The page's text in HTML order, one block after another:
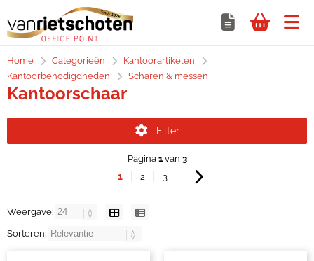
Home Categorieën
Kantoorartikelen
Kantoorbenodigdheden
Scharen & messen
Kantoorschaar
Filter
Pagina 1van 3
1 2 3
Weergave:
Sorteren: